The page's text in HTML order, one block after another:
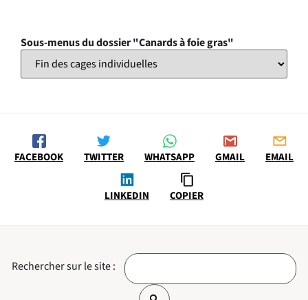
Sous-menus du dossier "Canards à foie gras"
FACEBOOK TWITTER WHATSAPP GMAIL EMAIL
LINKEDIN COPIER
Rechercher sur le site :